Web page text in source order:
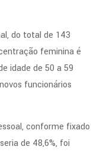
do total de 143
feminina é
idade de 50 a 59
funcionários
conforme fixado
de 48,6%, foi